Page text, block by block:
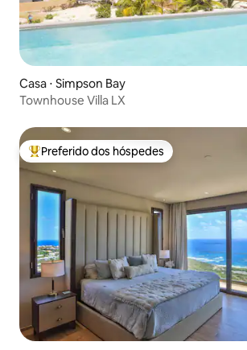
Casa ⋅ Simpson Bay
Townhouse Villa LX
Entre os melhores preferidos dos hóspedes
Preferido dos hóspedes